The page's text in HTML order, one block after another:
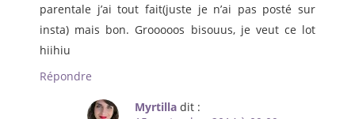
parentale j’ai tout fait(juste je n’ai pas posté sur
insta) mais bon. Grooooos bisouus, je veut ce lot
hiihiu
Répondre
Myrtilla dit :